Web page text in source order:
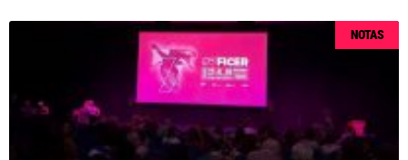
NOTAS